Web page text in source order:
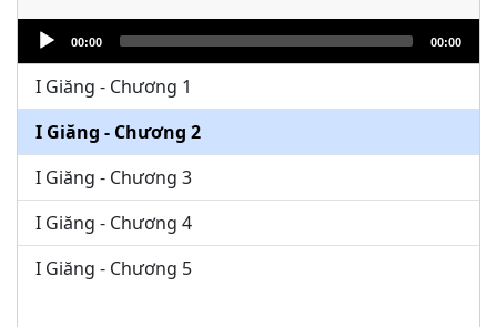
Audio
Player
00:00 00:00
I Giăng - Chương 1
I Giăng - Chương 2
I Giăng - Chương 3
I Giăng - Chương 4
I Giăng - Chương 5